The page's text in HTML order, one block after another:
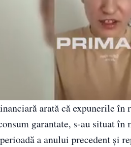
arată că expunerile
garantate, s-au situat
a anului precedent